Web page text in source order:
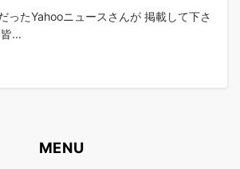
ったYahooニュースさんが 掲載して下さ
...
MENU